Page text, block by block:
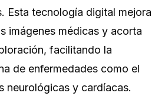
Esta tecnología digital mejora
imágenes médicas y acorta
facilitando la
de enfermedades como el
neurológicas y cardíacas.